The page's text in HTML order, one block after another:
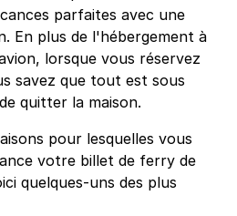
parfaites avec une
En plus de l'hébergement à
lorsque vous réservez
savez que tout est sous
quitter la maison.
pour lesquelles vous
votre billet de ferry de
quelques-uns des plus